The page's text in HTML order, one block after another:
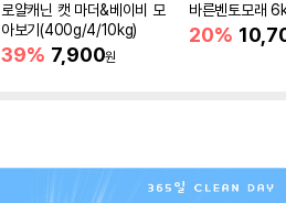
로얄캐닌 캣 마더&베이비 모
아보기(400g/4/10kg)
39% 7,900원
바른벤토모래
20%